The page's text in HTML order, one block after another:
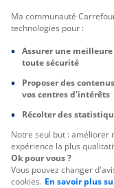
Ma communauté
technologies pour :
Assurer une
toute sécurité
Proposer des
vos centres d’intérêts
Récolter des
Notre seul but : améliorer
expérience la plus
Ok pour vous ?
Vous pouvez changer
cookies. En savoir plus